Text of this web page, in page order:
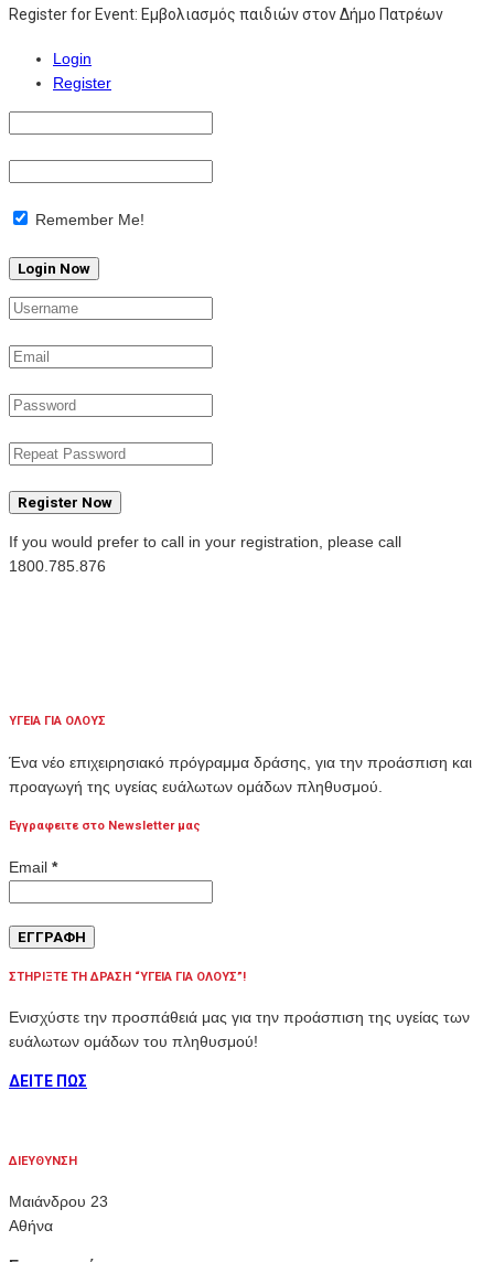
Register for Event: Εμβολιασμός παιδιών στον Δήμο Πατρέων
Login
Register
Remember Me!
Register Now
If you would prefer to call in your registration, please call
1800.785.876
ΥΓΕΙΑ ΓΙΑ ΟΛΟΥΣ
Ένα νέο επιχειρησιακό πρόγραμμα δράσης, για την προάσπιση και
προαγωγή της υγείας ευάλωτων ομάδων πληθυσμού.
Εγγραφειτε στο Newsletter μας
Email *
ΣΤΗΡΙΞΤΕ ΤΗ ΔΡΑΣΗ “ΥΓΕΙΑ ΓΙΑ ΟΛΟΥΣ”!
Ενισχύστε την προσπάθειά μας για την προάσπιση της υγείας των
ευάλωτων ομάδων του πληθυσμού!
ΔΕΙΤΕ ΠΩΣ
ΔΙΕΥΘΥΝΣΗ
Μαιάνδρου 23
Αθήνα